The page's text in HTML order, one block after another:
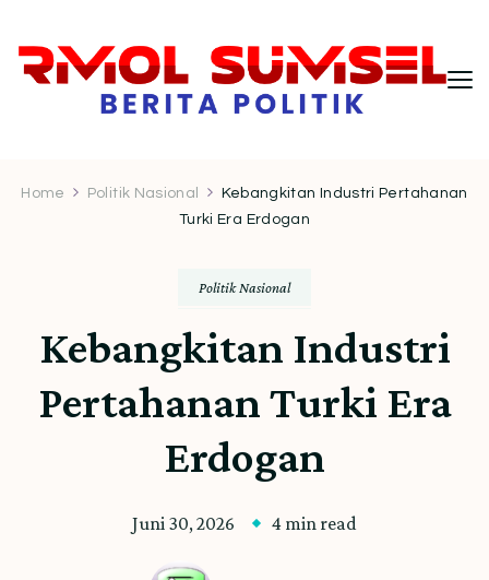
Indonesia untuk Pembaca Kritis
Home Politik Nasional
Kebangkitan Industri Pertahanan
Turki Era Erdogan
Politik Nasional
Kebangkitan Industri
Pertahanan Turki Era
Erdogan
Juni 30, 2026 4 min read